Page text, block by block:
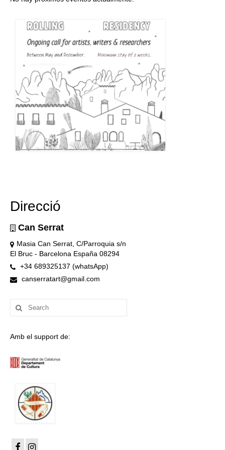
Direcció
Can Serrat
Masia Can Serrat, C/Parroquia s/n
El Bruc - Barcelona España 08294
+34 689325137 (whatsApp)
canserratart@gmail.com
Search
for:
Amb el support de: